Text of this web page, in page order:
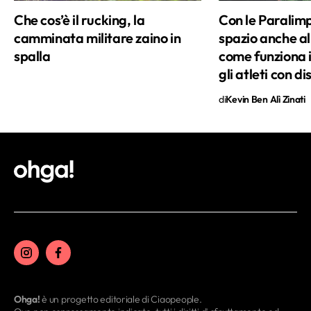
ritagliarmi del tempo libero scegliendo
tra le seguenti opzioni: un'ora sul campo
da tennis, una camminata nel verde,
venti minuti di Reiki o una pila di riviste
di arredamento da sfogliare in solitudine.
Che cos’è il rucking, la
camminata militare zaino in
spalla
Con le
spazio anche
come funziona
gli atleti con
diKevin Ben Alì Zinati
Ohga!è un progetto editoriale di Ciaopeople.